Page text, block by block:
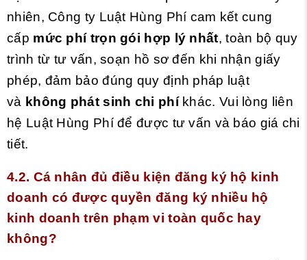
nhiên, Công ty Luật Hùng Phí cam kết cung
cấp mức phí trọn gói hợp lý nhất, toàn bộ quy
trình từ tư vấn, soạn hồ sơ đến khi nhận giấy
phép, đảm bảo đúng quy định pháp luật
và không phát sinh chi phí khác. Vui lòng liên
hệ Luật Hùng Phí để được tư vấn và báo giá chi
tiết.
4.2. Cá nhân đủ điều kiện đăng ký hộ kinh
doanh có được quyền đăng ký nhiều hộ
kinh doanh trên phạm vi toàn quốc hay
không?